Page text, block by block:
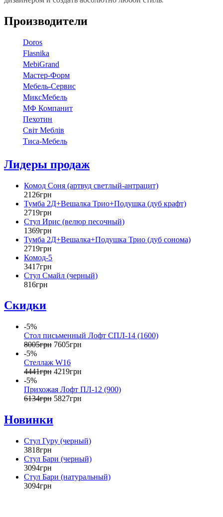
Производители
Doros
Flasnika
МebiGrand
Мастер-Форм
Мебель-Сервис
МиксМебель
МФ Компанит
Пехотин
Світ Меблів
Тиса-Мебель
Лидеры продаж
Комод Соня (артвуд светлый-антрацит)
2126грн
Тумба 2Д+Вешалка Трио+Подушка (дуб крафт)
2719грн
Стул Ирис (велюр песочный)
1369грн
Тумба 2Д+Вешалка+Подушка Трио (дуб сонома)
2719грн
Комод-5
3417грн
Стул Смайл (черный)
816грн
Скидки
-5%
Стол письменный Лофт СПЛ-14 (1600)
8005грн 7605грн
-5%
Стеллаж W16
4441грн 4219грн
-5%
Прихожая Лофт ПЛ-12 (900)
6134грн 5827грн
Новинки
Стул Гуру (черный)
3818грн
Стул Бари (черный)
3094грн
Стул Бари (натуральный)
3094грн